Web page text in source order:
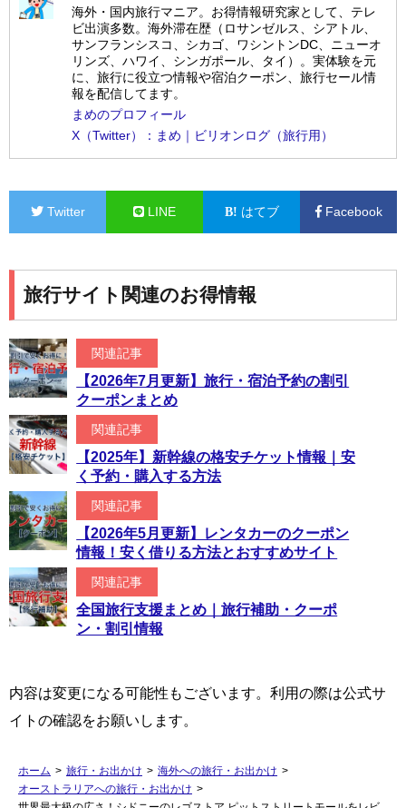
海外・国内旅行マニア。お得情報研究家として、テレ
ビ出演多数。海外滞在歴（ロサンゼルス、シアトル、
サンフランシスコ、シカゴ、ワシントンDC、ニューオ
リンズ、ハワイ、シンガポール、タイ）。実体験を元
に、旅行に役立つ情報や宿泊クーポン、旅行セール情
報を配信してます。
まめのプロフィール
X（Twitter）：まめ｜ビリオンログ（旅行用）
Twitter LINE はてブ Facebook
旅行サイト関連のお得情報
関連記事
【2026年7月更新】旅行・宿泊予約の割引
クーポンまとめ
関連記事
【2025年】新幹線の格安チケット情報｜安
く予約・購入する方法
関連記事
【2026年5月更新】レンタカーのクーポン
情報！安く借りる方法とおすすめサイト
関連記事
全国旅行支援まとめ｜旅行補助・クーポ
ン・割引情報
内容は変更になる可能性もございます。利用の際は公式サ
イトの確認をお願いします。
ホーム > 旅行・お出かけ > 海外への旅行・お出かけ >
オーストラリアへの旅行・お出かけ >